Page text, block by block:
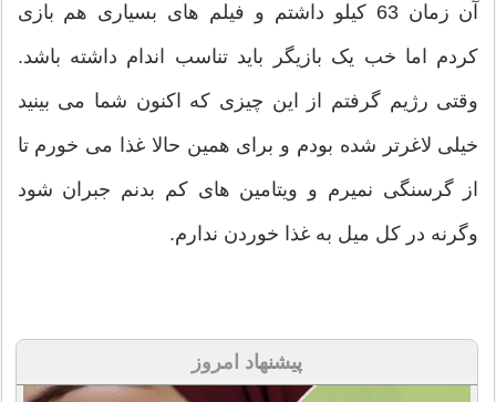
آن زمان 63 کیلو داشتم و فیلم های بسیاری هم بازی
کردم اما خب یک بازیگر باید تناسب اندام داشته باشد.
وقتی رژیم گرفتم از این چیزی که اکنون شما می بینید
خیلی لاغرتر شده بودم و برای همین حالا غذا می خورم تا
از گرسنگی نمیرم و ویتامین های کم بدنم جبران شود
وگرنه در کل میل به غذا خوردن ندارم.
پیشنهاد امروز